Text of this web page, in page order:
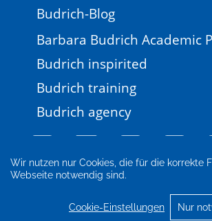
Wir nutzen nur Cookies, die für die korrekte
Webseite notwendig sind.
Cookie-Einstellungen Nur
Budrich-Blog
Barbara Budrich Academic
Budrich inspirited
Budrich training
Budrich agency
Impressum
Datenschutz
Cookie-